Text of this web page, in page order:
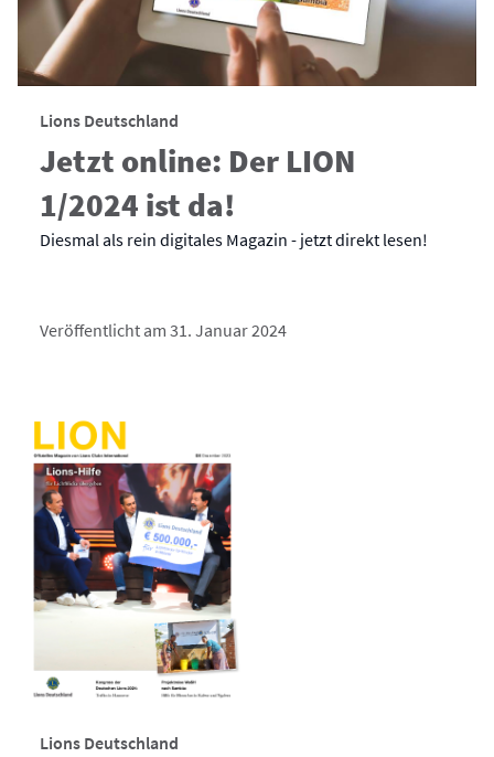
Lions Deutschland
Jetzt online: Der LION
1/2024 ist da!
Diesmal als rein digitales Magazin - jetzt direkt lesen!
Veröffentlicht am 31. Januar 2024
Lions Deutschland